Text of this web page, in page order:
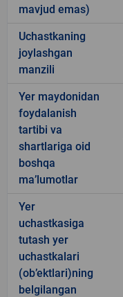
mavjud emas)
Uchastkaning
joylashgan
manzili
Yer maydonidan
foydalanish
tartibi va
shartlariga oid
boshqa
ma’lumotlar
Yer
uchastkasiga
tutash yer
uchastkalari
(ob’ektlari)ning
belgilangan